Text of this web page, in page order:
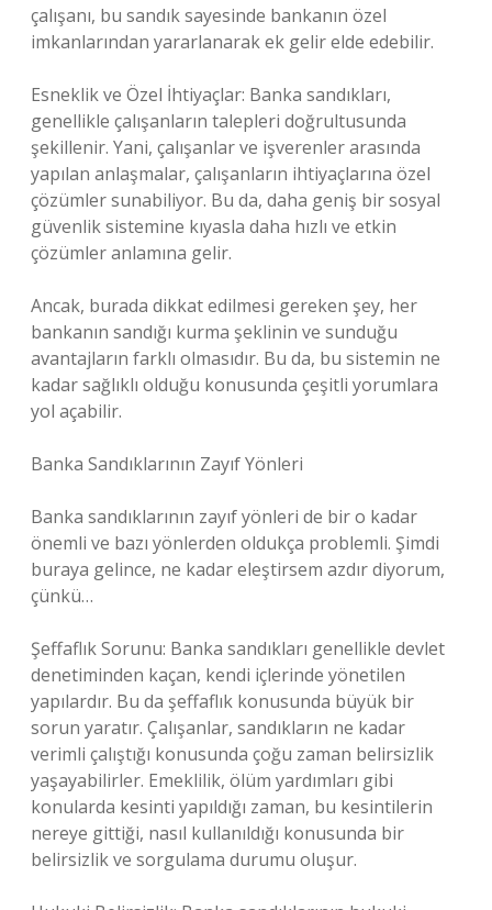
çalışanı, bu sandık sayesinde bankanın özel
imkanlarından yararlanarak ek gelir elde edebilir.
Esneklik ve Özel İhtiyaçlar: Banka sandıkları,
genellikle çalışanların talepleri doğrultusunda
şekillenir. Yani, çalışanlar ve işverenler arasında
yapılan anlaşmalar, çalışanların ihtiyaçlarına özel
çözümler sunabiliyor. Bu da, daha geniş bir sosyal
güvenlik sistemine kıyasla daha hızlı ve etkin
çözümler anlamına gelir.
Ancak, burada dikkat edilmesi gereken şey, her
bankanın sandığı kurma şeklinin ve sunduğu
avantajların farklı olmasıdır. Bu da, bu sistemin ne
kadar sağlıklı olduğu konusunda çeşitli yorumlara
yol açabilir.
Banka Sandıklarının Zayıf Yönleri
Banka sandıklarının zayıf yönleri de bir o kadar
önemli ve bazı yönlerden oldukça problemli. Şimdi
buraya gelince, ne kadar eleştirsem azdır diyorum,
çünkü…
Şeffaflık Sorunu: Banka sandıkları genellikle devlet
denetiminden kaçan, kendi içlerinde yönetilen
yapılardır. Bu da şeffaflık konusunda büyük bir
sorun yaratır. Çalışanlar, sandıkların ne kadar
verimli çalıştığı konusunda çoğu zaman belirsizlik
yaşayabilirler. Emeklilik, ölüm yardımları gibi
konularda kesinti yapıldığı zaman, bu kesintilerin
nereye gittiği, nasıl kullanıldığı konusunda bir
belirsizlik ve sorgulama durumu oluşur.